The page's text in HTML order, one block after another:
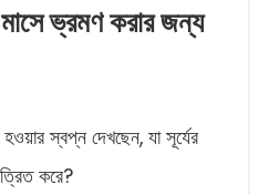
ভ্রমণ করার জন্য
স্বপ্ন দেখছেন, যা সূর্যের
করে?